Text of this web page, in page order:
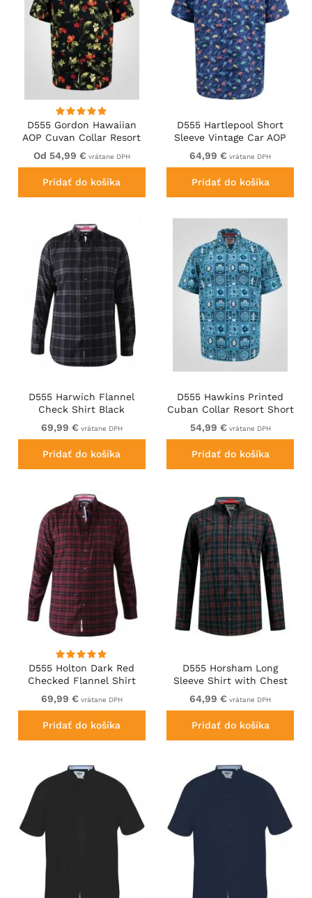
D555 Gordon Hawaiian
AOP Cuvan Collar Resort
Short Sleeve Black
Od 54,99 € vrátane DPH
Pridať do košíka
D555 Hartlepool Short
Sleeve Vintage Car AOP
Stretch Shirt Blue
64,99 € vrátane DPH
Pridať do košíka
D555 Harwich Flannel
Check Shirt Black
69,99 € vrátane DPH
Pridať do košíka
D555 Hawkins Printed
Cuban Collar Resort Short
Sleeve Shirt Teal
54,99 € vrátane DPH
Pridať do košíka
D555 Holton Dark Red
Checked Flannel Shirt
69,99 € vrátane DPH
Pridať do košíka
D555 Horsham Long
Sleeve Shirt with Chest
Pocket Burgundy/Black
Check
64,99 € vrátane DPH
Pridať do košíka